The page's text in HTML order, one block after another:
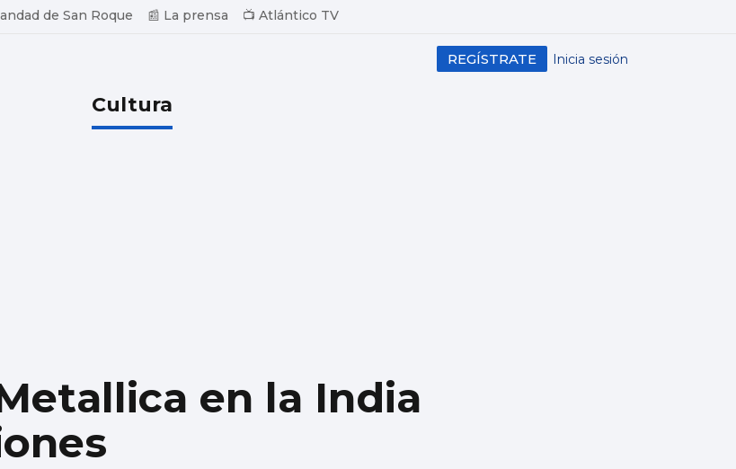
de San Roque 📰 La prensa 📺 Atlántico TV
Inicia sesión
REGÍSTRATE
Cultura
en la India